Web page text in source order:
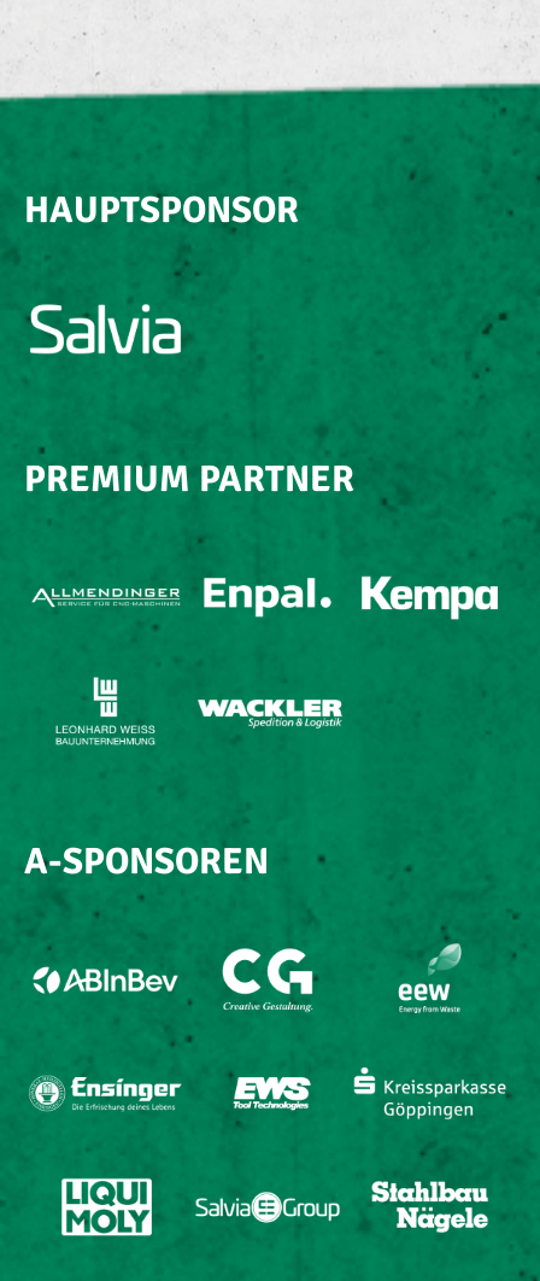
HAUPTSPONSOR
PREMIUM PARTNER
A-SPONSOREN